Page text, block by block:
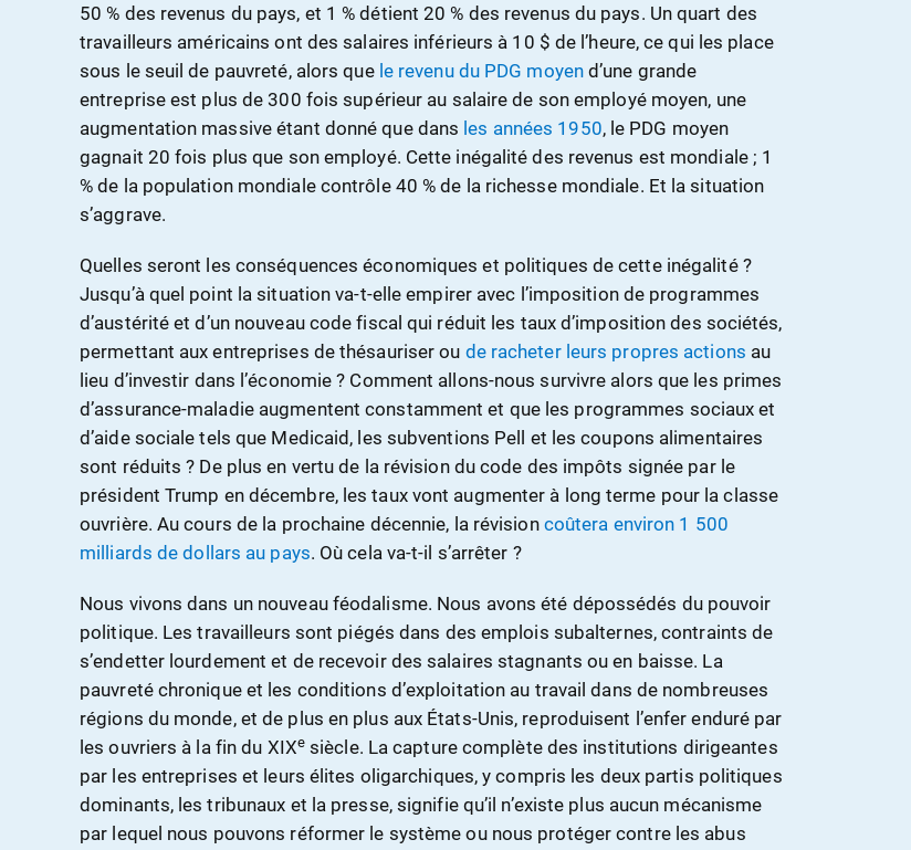
50 % des revenus du pays, et 1 % détient 20 % des revenus du pays. Un quart des
travailleurs américains ont des salaires inférieurs à 10 $ de l’heure, ce qui les place
sous le seuil de pauvreté, alors que le revenu du PDG moyend’une grande
entreprise est plus de 300 fois supérieur au salaire de son employé moyen, une
augmentation massive étant donné que dans les années 1950, le PDG moyen
gagnait 20 fois plus que son employé. Cette inégalité des revenus est mondiale ; 1
% de la population mondiale contrôle 40 % de la richesse mondiale. Et la situation
s’aggrave.
Quelles seront les conséquences économiques et politiques de cette inégalité ?
Jusqu’à quel point la situation va-t-elle empirer avec l’imposition de programmes
d’austérité et d’un nouveau code fiscal qui réduit les taux d’imposition des sociétés,
permettant aux entreprises de thésauriser ou de racheter leurs propres actions au
lieu d’investir dans l’économie ? Comment allons-nous survivre alors que les primes
d’assurance-maladie augmentent constamment et que les programmes sociaux et
d’aide sociale tels que Medicaid, les subventions Pell et les coupons alimentaires
sont réduits ? De plus en vertu de la révision du code des impôts signée par le
président Trump en décembre, les taux vont augmenter à long terme pour la classe
ouvrière. Au cours de la prochaine décennie, la révision coûtera environ 1 500
milliards de dollars au pays. Où cela va-t-il s’arrêter ?
Nous vivons dans un nouveau féodalisme. Nous avons été dépossédés du pouvoir
politique. Les travailleurs sont piégés dans des emplois subalternes, contraints de
s’endetter lourdement et de recevoir des salaires stagnants ou en baisse. La
pauvreté chronique et les conditions d’exploitation au travail dans de nombreuses
régions du monde, et de plus en plus aux États-Unis, reproduisent l’enfer enduré par
les ouvriers à la fin du XIXesiècle. La capture complète des institutions dirigeantes
par les entreprises et leurs élites oligarchiques, y compris les deux partis politiques
dominants, les tribunaux et la presse, signifie qu’il n’existe plus aucun mécanisme
par lequel nous pouvons réformer le système ou nous protéger contre les abus